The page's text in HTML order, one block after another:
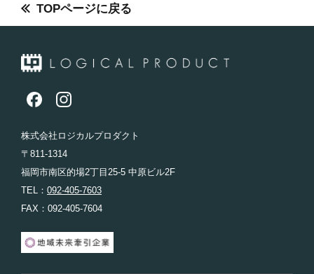
TOPページに戻る
株式会社ロジカルプロダクト
〒811-1314
福岡市南区的場2丁目25-5 中原ビル2F
TEL： 092-405-7603
FAX：092-405-7604